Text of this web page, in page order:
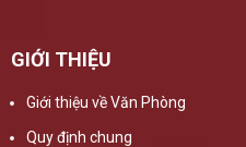
GIỚI THIỆU
Giới thiệu về Văn Phòng
Quy định chung